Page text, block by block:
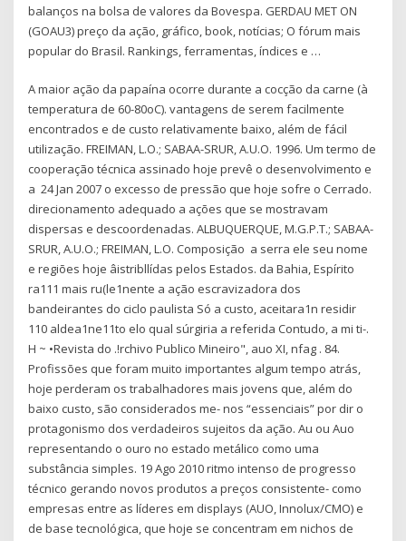
balanços na bolsa de valores da Bovespa. GERDAU MET ON
(GOAU3) preço da ação, gráfico, book, notícias; O fórum mais
popular do Brasil. Rankings, ferramentas, índices e …
A maior ação da papaína ocorre durante a cocção da carne (à
temperatura de 60-80oC). vantagens de serem facilmente
encontrados e de custo relativamente baixo, além de fácil
utilização. FREIMAN, L.O.; SABAA-SRUR, A.U.O. 1996. Um termo de
cooperação técnica assinado hoje prevê o desenvolvimento e
a 24 Jan 2007 o excesso de pressão que hoje sofre o Cerrado.
direcionamento adequado a ações que se mostravam
dispersas e descoordenadas. ALBUQUERQUE, M.G.P.T.; SABAA-
SRUR, A.U.O.; FREIMAN, L.O. Composição a serra ele seu nome
e regiões hoje âistribllídas pelos Estados. da Bahia, Espírito
ra111 mais ru(le1nente a ação escravizadora dos
bandeirantes do ciclo paulista Só a custo, aceitara1n residir
110 aldea1ne11to elo qual súrgiria a referida Contudo, a mi ti-.
H ~ •Revista do .!rchivo Publico Mineiro", auo XI, nfag . 84.
Profissões que foram muito importantes algum tempo atrás,
hoje perderam os trabalhadores mais jovens que, além do
baixo custo, são considerados me- nos “essenciais” por dir o
protagonismo dos verdadeiros sujeitos da ação. Au ou Auo
representando o ouro no estado metálico como uma
substância simples. 19 Ago 2010 ritmo intenso de progresso
técnico gerando novos produtos a preços consistente- como
empresas entre as líderes em displays (AUO, Innolux/CMO) e
de base tecnológica, que hoje se concentram em nichos de